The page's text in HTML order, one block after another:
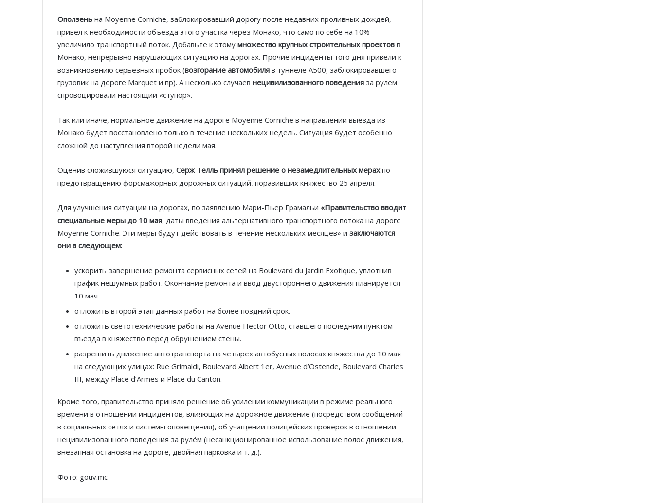
Оползень на Moyenne Corniche, заблокировавший дорогу после недавних проливных дождей,
привёл к необходимости объезда этого участка через Монако, что само по себе на 10%
увеличило транспортный поток. Добавьте к этому множество крупных строительных проектов в
Монако, непрерывно нарушающих ситуацию на дорогах. Прочие инциденты того дня привели к
возникновению серьёзных пробок (возгорание автомобиля в туннеле A500, заблокировавшего
грузовик на дороге Marquet и пр). А несколько случаев нецивилизованного поведения за рулем
спровоцировали настоящий «ступор».
Так или иначе, нормальное движение на дороге Moyenne Corniche в направлении выезда из
Монако будет восстановлено только в течение нескольких недель. Ситуация будет особенно
сложной до наступления второй недели мая.
Оценив сложившуюся ситуацию, Серж Телль принял решение о незамедлительных мерахпо
предотвращению форсмажорных дорожных ситуаций, поразивших княжество 25 апреля.
Для улучшения ситуации на дорогах, по заявлению Мари-Пьер Грамальи «Правительство вводит
специальные меры до 10 мая, даты введения альтернативного транспортного потока на дороге
Moyenne Corniche. Эти меры будут действовать в течение нескольких месяцев» и заключаются
они в следующем:
ускорить завершение ремонта сервисных сетей на Boulevard du Jardin Exotique, уплотнив
график нешумных работ. Окончание ремонта и ввод двустороннего движения планируется
10 мая.
отложить второй этап данных работ на более поздний срок.
отложить светотехнические работы на Avenue Hector Otto, ставшего последним пунктом
въезда в княжество перед обрушением стены.
разрешить движение автотранспорта на четырех автобусных полосах княжества до 10 мая
на следующих улицах: Rue Grimaldi, Boulevard Albert 1er, Avenue d’Ostende, Boulevard Charles
III, между Place d’Armes и Place du Canton.
Кроме того, правительство приняло решение об усилении коммуникации в режиме реального
времени в отношении инцидентов, влияющих на дорожное движение (посредством сообщений
в социальных сетях и системы оповещения), об учащении полицейских проверок в отношении
нецивилизованного поведения за рулём (несанкционированное использование полос движения,
внезапная остановка на дороге, двойная парковка и т. д.).
Фото: gouv.mc
Князь Альбер II и Принцесса
Шарлен посетили 77-й Бал
Красного Креста Монако
Шарль Леклер вновь в борьбе:
паузой
партнёрство ради безопасных
летних ночей
В Монако раскрыли мошенничество